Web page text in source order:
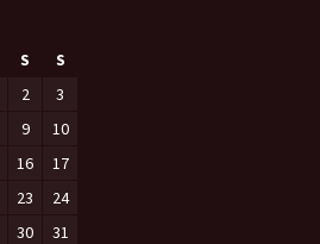
S
S
2
3
9
10
16
17
23
24
30 31